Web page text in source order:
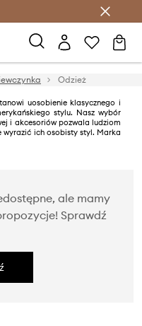
Club >
Odzież
uosobienie klasycznego i
stylu. Nasz wybór
i akcesoriów pozwala ludziom
wyrazić ich osobisty styl. Marka
ale mamy
Sprawdź